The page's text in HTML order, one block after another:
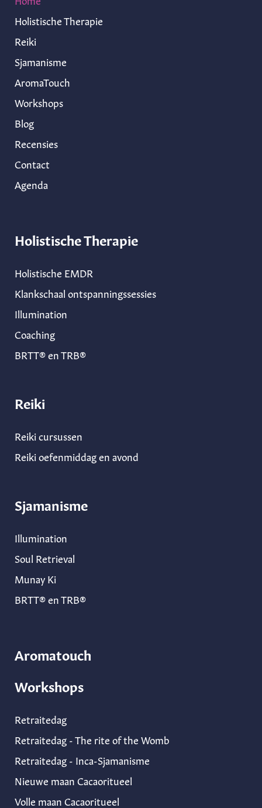
Holistische Therapie
Reiki
Sjamanisme
AromaTouch
Workshops
Blog
Recensies
Contact
Agenda
Holistische Therapie
Holistische EMDR
Klankschaal ontspanningssessies
Illumination
Coaching
BRTT® en TRB®
Reiki
Reiki cursussen
Reiki oefenmiddag en avond
Sjamanisme
Illumination
Soul Retrieval
Munay Ki
BRTT® en TRB®
Aromatouch
Workshops
Retraitedag
Retraitedag - The rite of the Womb
Retraitedag - Inca-Sjamanisme
Nieuwe maan Cacaoritueel
Volle maan Cacaoritueel